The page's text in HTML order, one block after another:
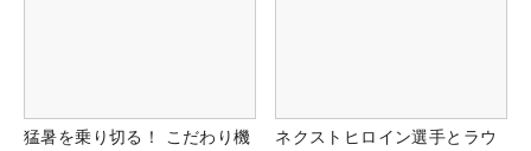
猛暑を乗り切る！ こだわり機
ネクストヒロイン選手とラウ